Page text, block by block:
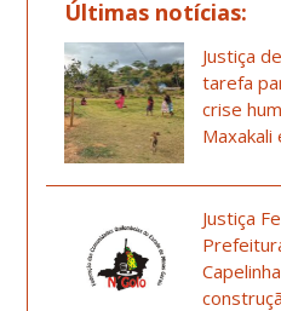
Últimas notícias:
Justiça
tarefa
crise
Maxakali
Justiça